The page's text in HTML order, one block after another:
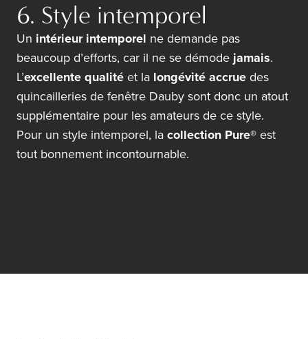
6. Style intemporel
Un intérieur intemporel ne demande pas
beaucoup d’efforts, car il ne se démodejamais.
L’excellente qualité et la longévité accruedes
quincailleries de fenêtre Dauby sont donc un atout
supplémentaire pour les amateurs de ce style.
Pour un style intemporel, lacollection Pure® est
tout bonnement incontournable.